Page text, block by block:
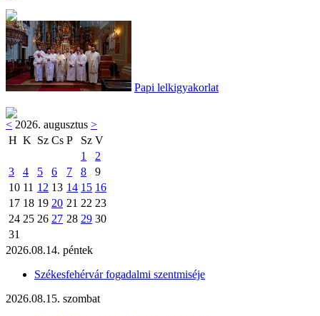
Papi lelkigyakorlat
< 2026. augusztus >
H K Sz Cs P Sz V
1
2
3
4 5 6 7 8
9
10 11 12 13 14 15 16
17 18 19 20 21 22 23
24 25 26 27 28 29 30
31
2026.08.14. péntek
Székesfehérvár fogadalmi szentmiséje
2026.08.15. szombat